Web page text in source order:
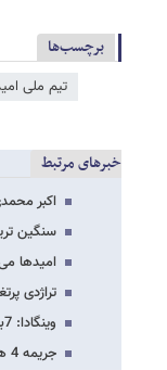
برچسب‌ها
تیم ملی
خبرهای مرتبط
اکبر
سنگین
امیدها
تراژدی
وینگادا: 7بازیکن بدون اجازه نیامده اند/اگر باشگاه ها بازیکن ندهند،فدراسیون با آنها…
جریمه 4 هزار دلاری کره جنوبی برای تدارکاتچی تیم ملی امید ایران